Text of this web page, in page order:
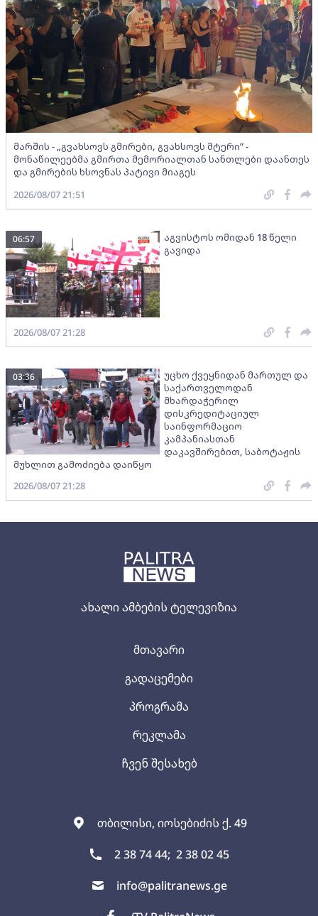
ახალი ამბების ტელევიზია
თბილისი, იოსებიძის ქ. 49
2 38 74 44; 2 38 02 45
info@palitranews.ge
მთავარი
გადაცემები
პროგრამა
რეკლამა
ჩვენ შესახებ
მარშის - „გვახსოვს გმირები, გვახსოვს მტერი” -
მონაწილეებმა გმირთა მემორიალთან სანთლები დაანთეს
და გმირების ხსოვნას პატივი მიაგეს
2026/08/07 21:51
აგვისტოს ომიდან 18 წელი
გავიდა
06:57
2026/08/07 21:28
უცხო ქვეყნიდან მართულ და
საქართველოდან
მხარდაჭერილ
დისკრედიტაციულ
საინფორმაციო
კამპანიასთან
დაკავშირებით, საბოტაჟის
მუხლით გამოძიება დაიწყო
03:36
2026/08/07 21:28